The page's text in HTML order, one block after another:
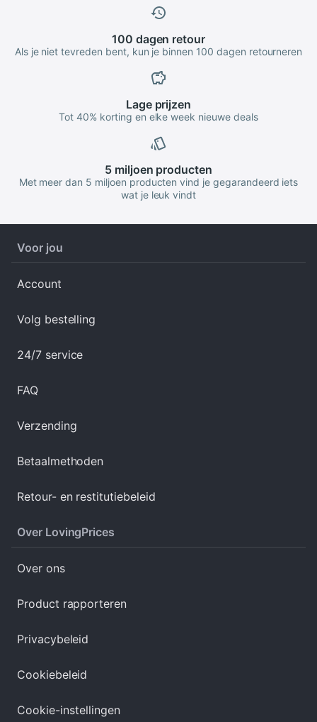
100 dagen retour
Als je niet tevreden bent, kun je binnen 100 dagen retourneren
Lageprijzen
Tot 40% korting en elke week nieuwe deals
5 miljoen producten
Met meer dan 5 miljoen producten vind je gegarandeerd iets
wat je leuk vindt
Voor jou
Account
Volg bestelling
24/7 service
FAQ
Verzending
Betaalmethoden
Retour- en restitutiebeleid
Over LovingPrices
Over ons
Product rapporteren
Privacybeleid
Cookiebeleid
Cookie-instellingen